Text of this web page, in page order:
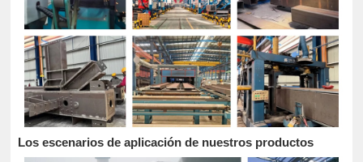
Los escenarios de aplicación de nuestros productos